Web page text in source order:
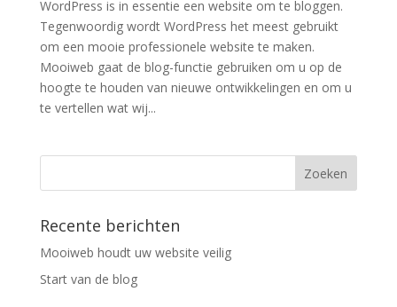
WordPress is in essentie een website om te bloggen.
Tegenwoordig wordt WordPress het meest gebruikt
om een mooie professionele website te maken.
Mooiweb gaat de blog-functie gebruiken om u op de
hoogte te houden van nieuwe ontwikkelingen en om u
te vertellen wat wij...
Recente berichten
Mooiweb houdt uw website veilig
Start van de blog